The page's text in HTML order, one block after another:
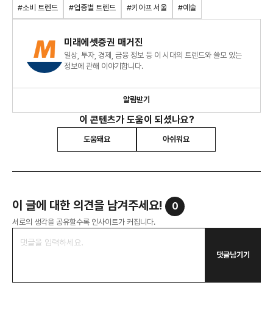
#소비 트렌드 #업종별 트렌드 #키아프 서울 #예술
미래에셋증권 매거진
일상, 투자, 경제, 금융 정보 등 이 시대의 트렌드와 쓸모 있는
정보에 관해 이야기합니다.
알림받기
이 콘텐츠가 도움이 되셨나요?
도움돼요 아쉬워요
이 글에 대한 의견을 남겨주세요! 0
서로의 생각을 공유할수록 인사이트가 커집니다.
댓글남기기